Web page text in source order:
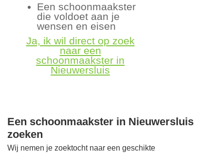
Een schoonmaakster
die voldoet aan je
wensen en eisen
Ja, ik wil direct op zoek
naar een
schoonmaakster in
Nieuwersluis
Een schoonmaakster in Nieuwersluis
zoeken
Wij nemen je zoektocht naar een geschikte